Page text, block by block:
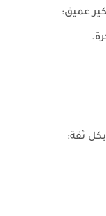
عميق:
ثقة: